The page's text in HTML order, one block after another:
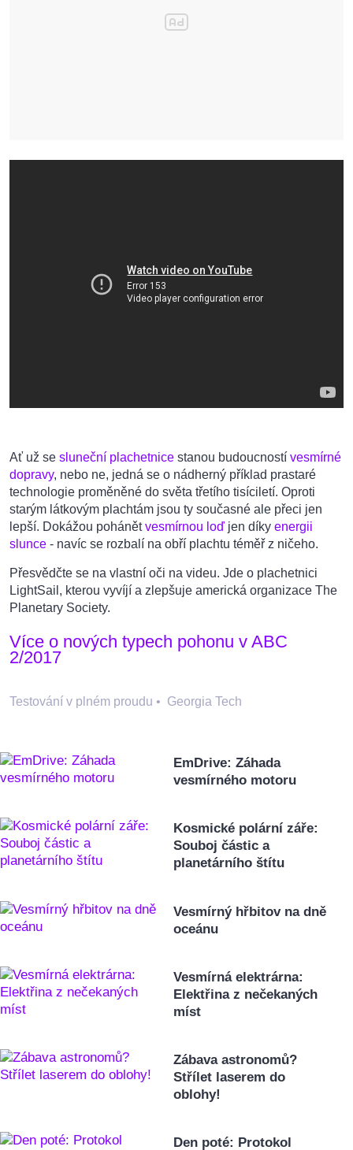
Ať už se sluneční plachetnice stanou budoucností vesmírné
dopravy, nebo ne, jedná se o nádherný příklad prastaré
technologie proměněné do světa třetího tisíciletí. Oproti
starým látkovým plachtám jsou ty současné ale přeci jen
lepší. Dokážou pohánětvesmírnou loď jen díky energii
slunce - navíc se rozbalí na obří plachtu téměř z ničeho.
Přesvědčte se na vlastní oči na videu. Jde o plachetnici
LightSail, kterou vyvíjí a zlepšuje americká organizace The
Planetary Society.
Více o nových typech pohonu v ABC
2/2017
Testování v plném proudu • Georgia Tech
EmDrive: Záhada
vesmírného motoru
Kosmické polární záře:
Souboj částic a
planetárního štítu
Vesmírný hřbitov na dně
oceánu
Vesmírná elektrárna:
Elektřina z nečekaných
míst
Zábava astronomů?
Střílet laserem do
oblohy!
Den poté: Protokol